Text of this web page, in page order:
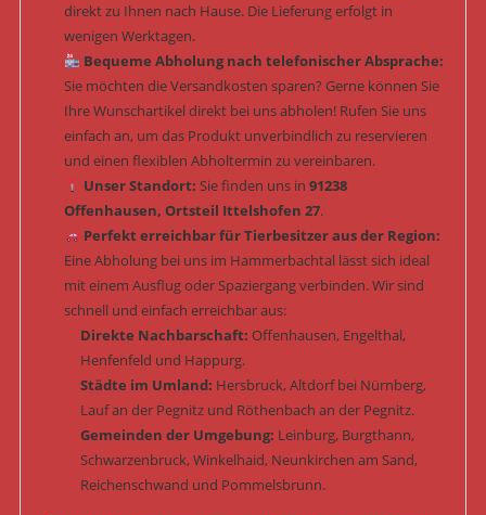
direkt zu Ihnen nach Hause. Die Lieferung erfolgt in
wenigen Werktagen.
Bequeme Abholung nach telefonischer Absprache:
Sie möchten die Versandkosten sparen? Gerne können Sie
Ihre Wunschartikel direkt bei uns abholen! Rufen Sie uns
einfach an, um das Produkt unverbindlich zu reservieren
und einen flexiblen Abholtermin zu vereinbaren.
Unser Standort: Sie finden uns in 91238
Offenhausen, Ortsteil Ittelshofen 27.
Perfekt erreichbar für Tierbesitzer aus der Region:
Eine Abholung bei uns im Hammerbachtal lässt sich ideal
mit einem Ausflug oder Spaziergang verbinden. Wir sind
schnell und einfach erreichbar aus:
Direkte Nachbarschaft: Offenhausen, Engelthal,
Henfenfeld und Happurg.
Städte im Umland: Hersbruck, Altdorf bei Nürnberg,
Lauf an der Pegnitz und Röthenbach an der Pegnitz.
Gemeinden der Umgebung: Leinburg, Burgthann,
Schwarzenbruck, Winkelhaid, Neunkirchen am Sand,
Reichenschwand und Pommelsbrunn.